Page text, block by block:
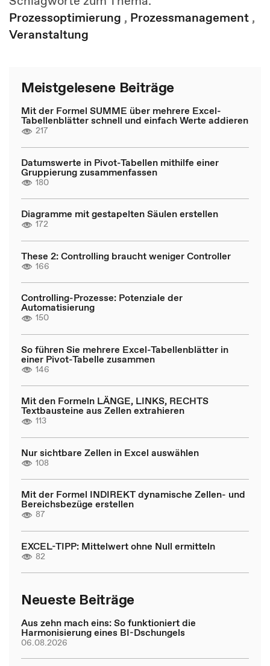
Prozessoptimierung , Prozessmanagement ,
Veranstaltung
Meistgelesene Beiträge
Mit der Formel SUMME über mehrere Excel-
Tabellenblätter schnell und einfach Werte addieren
217
Datumswerte in Pivot-Tabellen mithilfe einer
Gruppierung zusammenfassen
180
Diagramme mit gestapelten Säulen erstellen
172
These 2: Controlling braucht weniger Controller
166
Controlling-Prozesse: Potenziale der
Automatisierung
150
So führen Sie mehrere Excel-Tabellenblätter in
einer Pivot-Tabelle zusammen
146
Mit den Formeln LÄNGE, LINKS, RECHTS
Textbausteine aus Zellen extrahieren
113
Nur sichtbare Zellen in Excel auswählen
108
Mit der Formel INDIREKT dynamische Zellen- und
Bereichsbezüge erstellen
87
EXCEL-TIPP: Mittelwert ohne Null ermitteln
82
Neueste Beiträge
Aus zehn mach eins: So funktioniert die
Harmonisierung eines BI-Dschungels
06.08.2026